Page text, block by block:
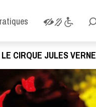
CIRQUE JULES VERNE